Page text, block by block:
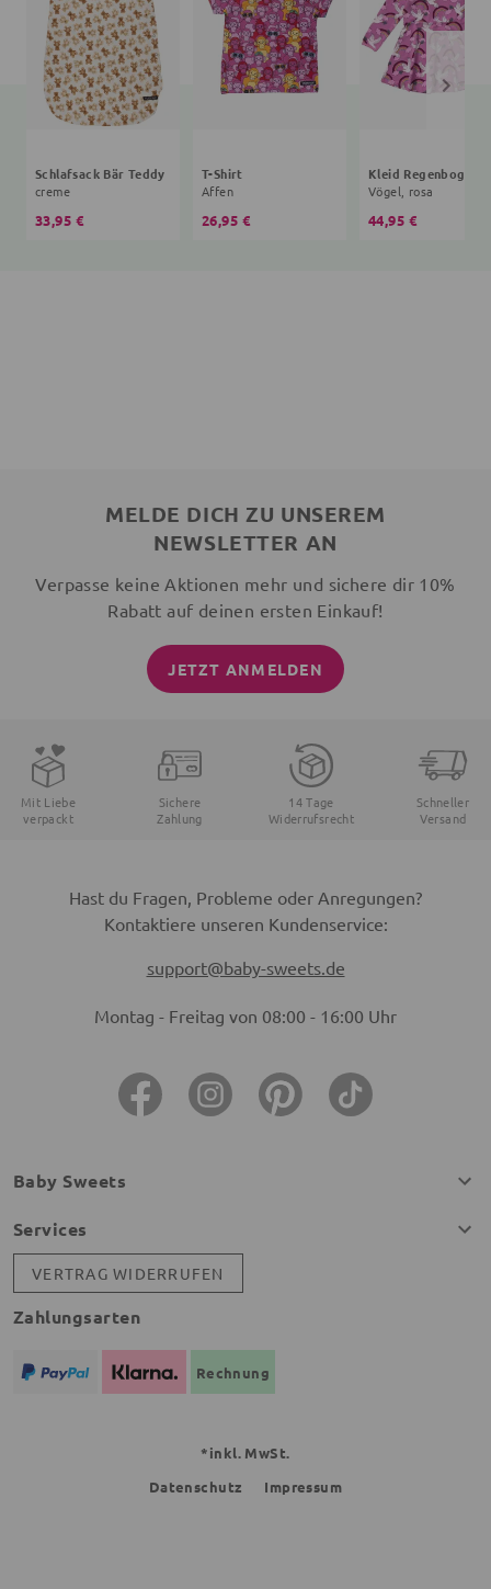
Schlafsack Bär Teddy
creme
33,95 €
T-Shirt
Affen
26,95 €
Vögel, rosa
44,95 €
MELDE DICH ZU UNSEREM
NEWSLETTER AN
Verpasse keine Aktionen mehr und sichere dir 10%
Rabatt auf deinen ersten Einkauf!
JETZT ANMELDEN
Mit Liebe
verpackt
Sichere
Zahlung
14 Tage
Widerrufsrecht
Schneller
Versand
Hast du Fragen, Probleme oder Anregungen?
Kontaktiere unseren Kundenservice:
support@baby-sweets.de
Montag - Freitag von 08:00 - 16:00 Uhr
Baby Sweets
Services
VERTRAG WIDERRUFEN
Zahlungsarten
Rechnung
*inkl. MwSt.
Datenschutz
Impressum